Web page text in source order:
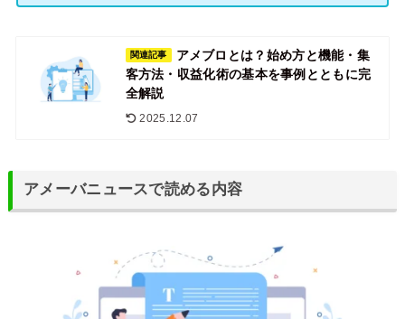
関連記事
アメブロとは？始め方と機能・集
客方法・収益化術の基本を事例とともに完
全解説
2025.12.07
アメーバニュースで読める内容